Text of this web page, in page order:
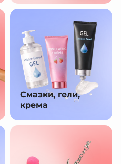
Смазки, гели,
крема